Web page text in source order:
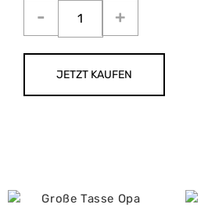
JETZT KAUFEN